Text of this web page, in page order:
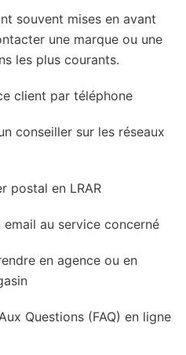
souvent mises en avant
une marque ou une
les plus courants.
client par téléphone
conseiller sur les réseaux
postal en LRAR
email au service concerné
en agence ou en
Questions (FAQ) en ligne